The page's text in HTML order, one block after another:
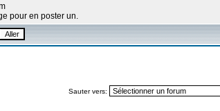
pour en poster un.
Sauter vers: